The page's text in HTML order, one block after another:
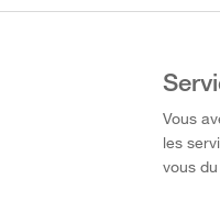
Vous
les
vous